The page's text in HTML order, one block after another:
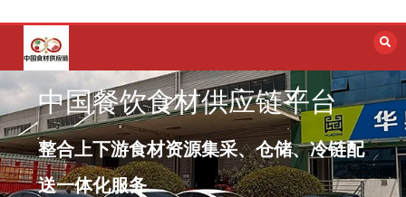
容
中国餐饮食材供应链平台
整合上下游食材资源集采、仓储、冷链配
送一体化服务